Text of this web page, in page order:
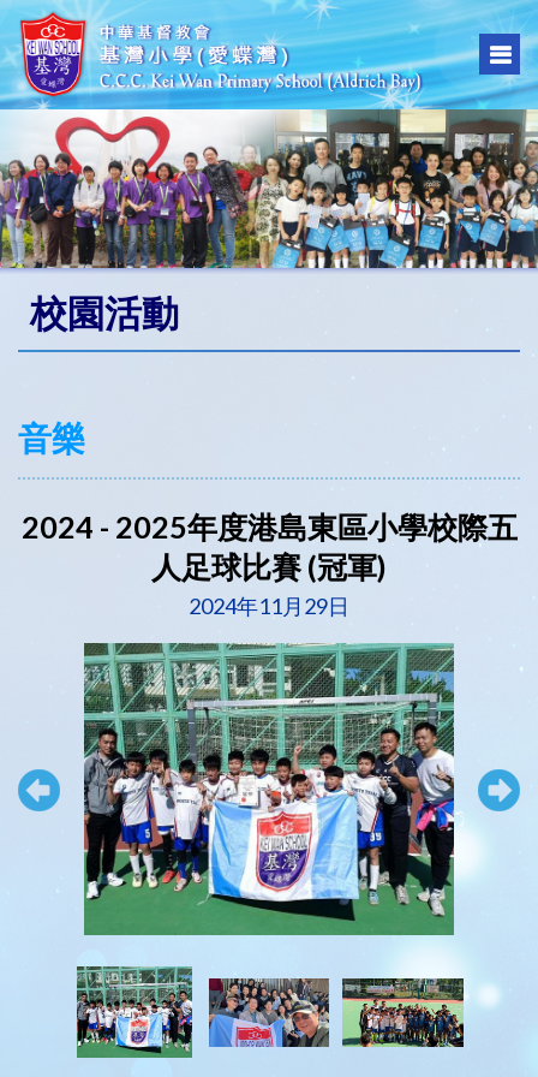
校園活動
音樂
2024 - 2025年度港島東區小學校際五
人足球比賽 (冠軍)
2024年11月29日